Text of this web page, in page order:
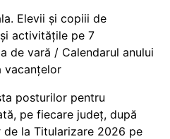
Elevii și copiii de
activitățile pe 7
de vară / Calendarul anului
vacanțelor
posturilor pentru
pe fiecare județ, după
la Titularizare 2026 pe